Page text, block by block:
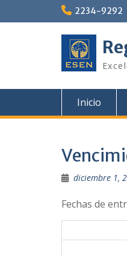
2234-9292
Inicio
diciembre 1,
Fechas de